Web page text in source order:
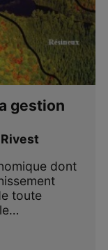
gestion
dont
toute